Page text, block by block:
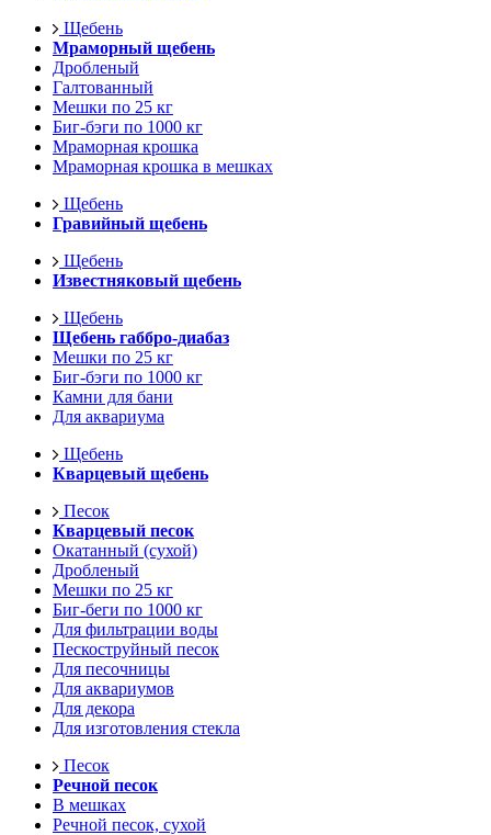
Щебень
Мраморный щебень
Дробленый
Галтованный
Мешки по 25 кг
Биг-бэги по 1000 кг
Мраморная крошка
Мраморная крошка в мешках
Щебень
Гравийный щебень
Щебень
Известняковый щебень
Щебень
Щебень габбро-диабаз
Мешки по 25 кг
Биг-бэги по 1000 кг
Камни для бани
Для аквариума
Щебень
Кварцевый щебень
Песок
Кварцевый песок
Окатанный (сухой)
Дробленый
Мешки по 25 кг
Биг-беги по 1000 кг
Для фильтрации воды
Пескоструйный песок
Для песочницы
Для аквариумов
Для декора
Для изготовления стекла
Песок
Речной песок
В мешках
Речной песок, сухой